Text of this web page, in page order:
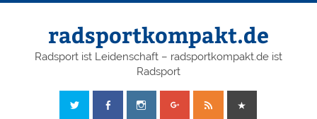
radsportkompakt.de
Radsport ist Leidenschaft – radsportkompakt.de ist
Radsport